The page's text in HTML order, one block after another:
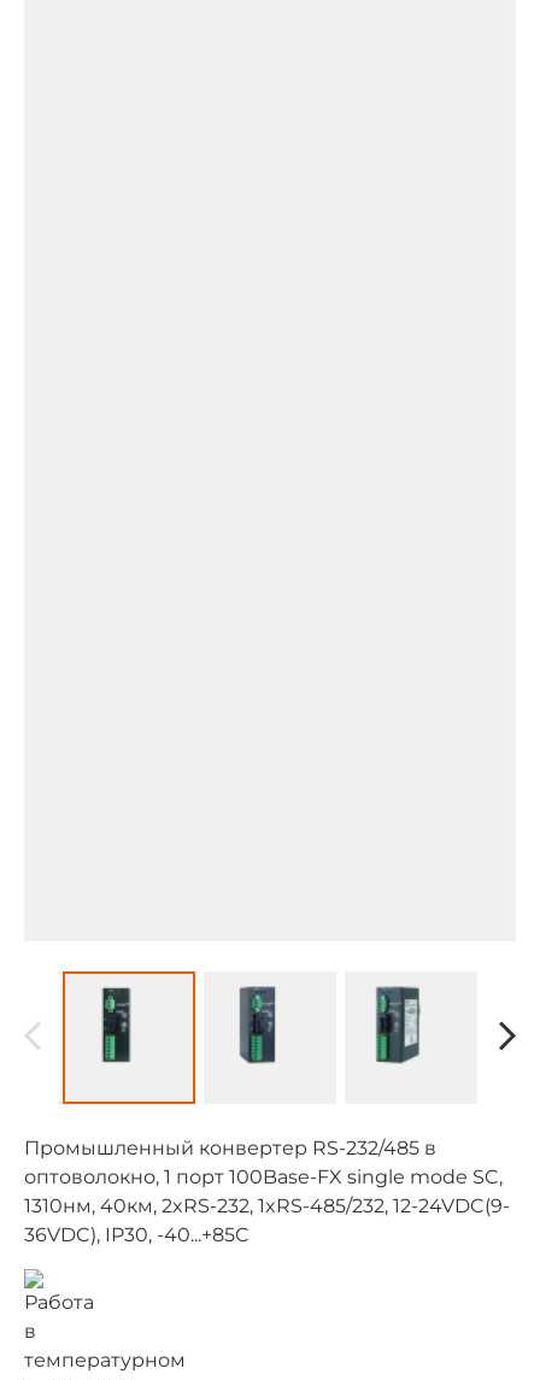
Промышленный конвертер RS-232/485 в
оптоволокно, 1 порт 100Base-FX single mode SC,
1310нм, 40км, 2xRS-232, 1xRS-485/232, 12-24VDC(9-
36VDC), IP30, -40...+85C